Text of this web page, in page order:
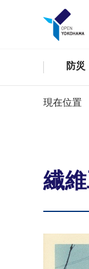
防災
現在位置
繊